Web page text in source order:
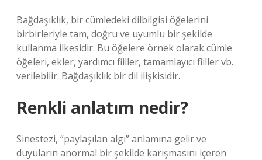
Bağdaşıklık, bir cümledeki dilbilgisi öğelerini
birbirleriyle tam, doğru ve uyumlu bir şekilde
kullanma ilkesidir. Bu öğelere örnek olarak cümle
öğeleri, ekler, yardımcı fiiller, tamamlayıcı fiiller vb.
verilebilir. Bağdaşıklık bir dil ilişkisidir.
Renkli anlatım nedir?
Sinestezi, “paylaşılan algı” anlamına gelir ve
duyuların anormal bir şekilde karışmasını içeren